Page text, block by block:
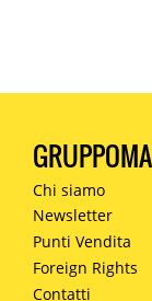
Chi siamo
Newsletter
Punti Vendita
Foreign Rights
Contatti